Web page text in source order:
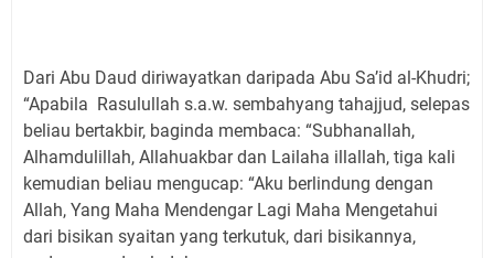
Dari Abu Daud diriwayatkan daripada Abu Sa’id al-Khudri;
“Apabila Rasulullah s.a.w. sembahyang tahajjud, selepas
beliau bertakbir, baginda membaca: “Subhanallah,
Alhamdulillah, Allahuakbar dan Lailaha illallah, tiga kali
kemudian beliau mengucap: “Aku berlindung dengan
Allah, Yang Maha Mendengar Lagi Maha Mengetahui
dari bisikan syaitan yang terkutuk, dari bisikannya,